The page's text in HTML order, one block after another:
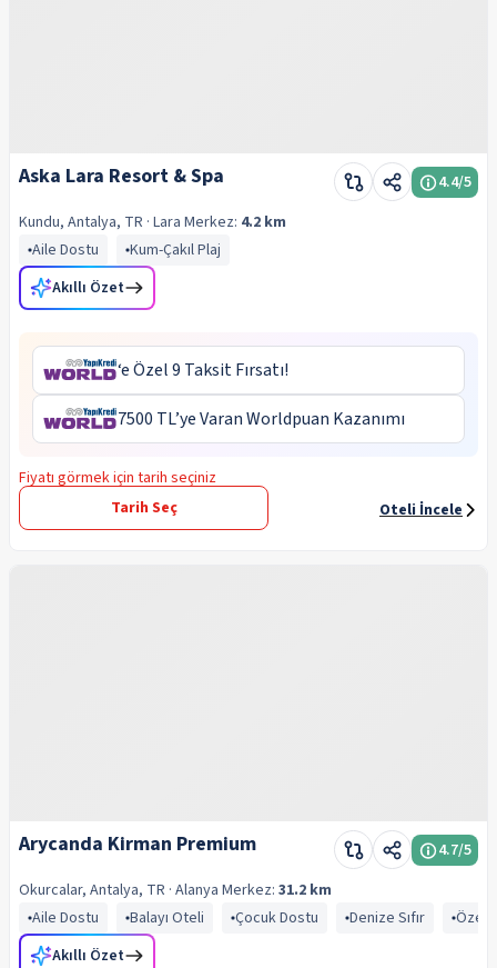
Aska Lara Resort & Spa 4.4/5
Kundu, Antalya, TR · Lara Merkez: 4.2 km
Aile Dostu
Kum-Çakıl Plaj
Akıllı Özet
‘e Özel 9 Taksit Fırsatı!
7500 TL’ye Varan Worldpuan Kazanımı
Fiyatı görmek için tarih seçiniz
Tarih Seç
Oteli İncele
Arycanda Kirman Premium 4.7/5
Okurcalar, Antalya, TR · Alanya Merkez: 31.2 km
Aile Dostu
Balayı Oteli Çocuk Dostu Denize Sıfır
Özel
Akıllı Özet